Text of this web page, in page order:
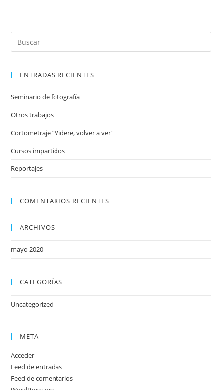
ENTRADAS RECIENTES
Seminario de fotografía
Otros trabajos
Cortometraje “Videre, volver a ver”
Cursos impartidos
Reportajes
COMENTARIOS RECIENTES
ARCHIVOS
mayo 2020
CATEGORÍAS
Uncategorized
META
Acceder
Feed de entradas
Feed de comentarios